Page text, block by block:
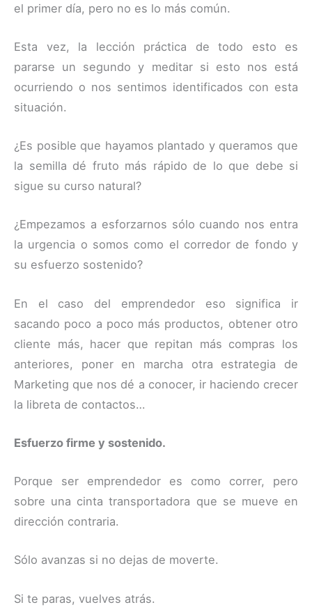
el primer día, pero no es lo más común.
Esta vez, la lección práctica de todo esto es
pararse un segundo y meditar si esto nos está
ocurriendo o nos sentimos identificados con esta
situación.
¿Es posible que hayamos plantado y queramos que
la semilla dé fruto más rápido de lo que debe si
sigue su curso natural?
¿Empezamos a esforzarnos sólo cuando nos entra
la urgencia o somos como el corredor de fondo y
su esfuerzo sostenido?
En el caso del emprendedor eso significa ir
sacando poco a poco más productos, obtener otro
cliente más, hacer que repitan más compras los
anteriores, poner en marcha otra estrategia de
Marketing que nos dé a conocer, ir haciendo crecer
la libreta de contactos…
Esfuerzo firme y sostenido.
Porque ser emprendedor es como correr, pero
sobre una cinta transportadora que se mueve en
dirección contraria.
Sólo avanzas si no dejas de moverte.
Si te paras, vuelves atrás.